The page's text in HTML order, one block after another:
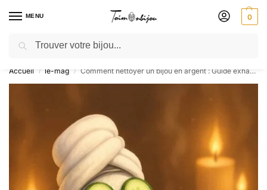
MENU 0
🎁 SOLDES SOLDES : jusqu’à -30 % ! GRAVURE OFFERTE – Livré 48h
Accueil / le-mag / Comment nettoyer un bijou en argent : Guide exhaustif pour un éclat longue durée